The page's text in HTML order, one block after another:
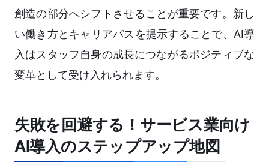
創造の部分へシフトさせることが重要です。新し
い働き方とキャリアパスを提示することで、AI導
入はスタッフ自身の成長につながるポジティブな
変革として受け入れられます。
失敗を回避する！サービス業向け
AI導入のステップアップ地図